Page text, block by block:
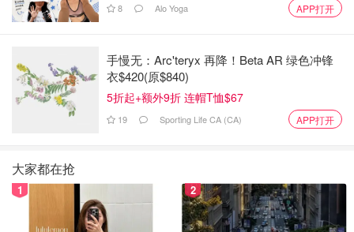
8 Alo Yoga APP打开
手慢无：Arc'teryx 再降！Beta AR 绿色冲锋
衣$420(原$840)
5折起+额外9折 连帽T恤$67
19 Sporting Life CA (CA) APP打开
大家都在抢
1 2